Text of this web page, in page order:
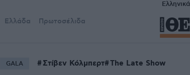
Ελληνικά
Ελλάδα Πρωτοσέλιδα
GALA Στίβεν Κόλμπερτ The Late Show